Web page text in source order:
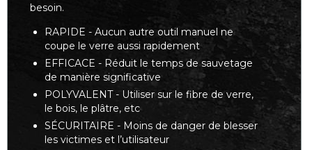
besoin.
RAPIDE - Aucun autre outil manuel ne
coupe le verre aussi rapidement
EFFICACE - Réduit le temps de sauvetage
de manière significative
POLYVALENT - Utiliser sur le fibre de verre,
le bois, le plâtre, etc
SÉCURITAIRE - Moins de danger de blesser
les victimes et l’utilisateur